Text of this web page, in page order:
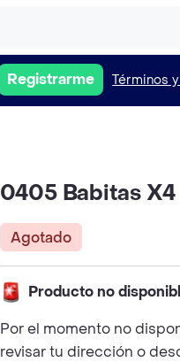
Registrarme Términos
0405 Babitas X4
Agotado
Producto no
Por el momento no
revisar tu dirección o